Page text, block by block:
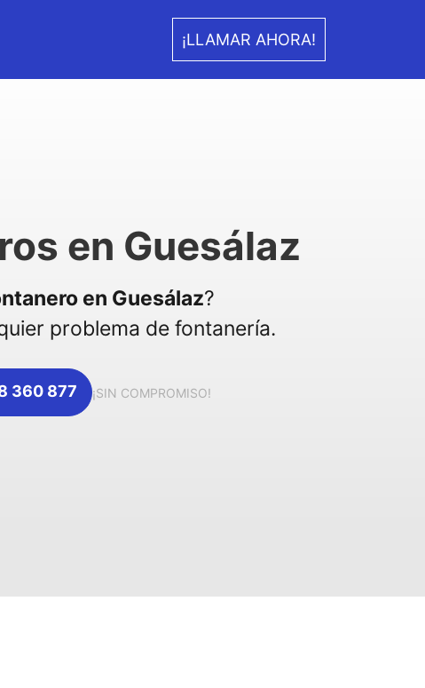
¡LLAMAR AHORA!
en Guesálaz
en Guesálaz?
problema de fontanería.
360 877 ¡SIN COMPROMISO!